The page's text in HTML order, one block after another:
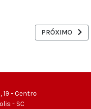
JUSTOPRÓXIMO
PRÓXIMO
19 - Centro
- SC